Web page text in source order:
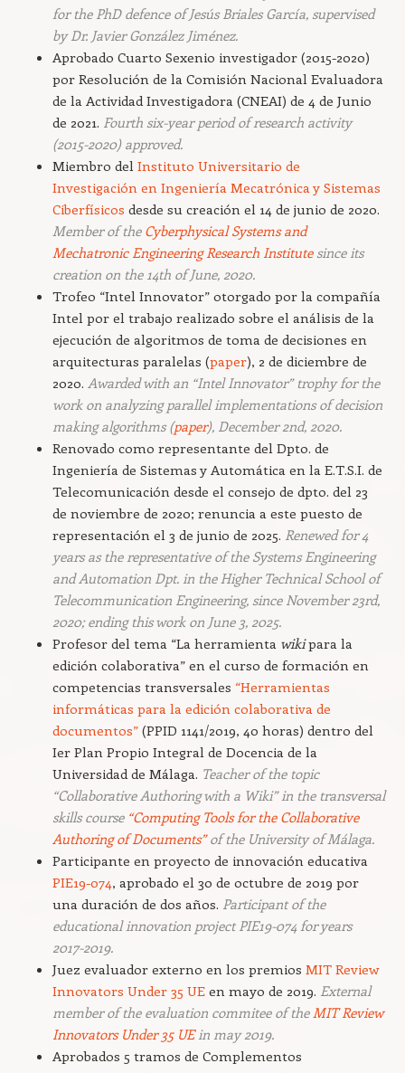
for the PhD defence of Jesús Briales García, supervised
by Dr. Javier González Jiménez.
Aprobado Cuarto Sexenio investigador (2015-2020)
por Resolución de la Comisión Nacional Evaluadora
de la Actividad Investigadora (CNEAI) de 4 de Junio
de 2021. Fourth six-year period of research activity
(2015-2020) approved.
Miembro del Instituto Universitario de
Investigación en Ingeniería Mecatrónica y Sistemas
Ciberfísicos desde su creación el 14 de junio de 2020.
Member of the Cyberphysical Systems and
Mechatronic Engineering Research Institutesince its
creation on the 14th of June, 2020.
Trofeo “Intel Innovator” otorgado por la compañía
Intel por el trabajo realizado sobre el análisis de la
ejecución de algoritmos de toma de decisiones en
arquitecturas paralelas (paper), 2 de diciembre de
2020. Awarded with an “Intel Innovator” trophy for the
work on analyzing parallel implementations of decision
making algorithms (paper), December 2nd, 2020.
Renovado como representante del Dpto. de
Ingeniería de Sistemas y Automática en la E.T.S.I. de
Telecomunicación desde el consejo de dpto. del 23
de noviembre de 2020; renuncia a este puesto de
representación el 3 de junio de 2025. Renewed for 4
years as the representative of the Systems Engineering
and Automation Dpt. in the Higher Technical School of
Telecommunication Engineering, since November 23rd,
2020; ending this work on June 3, 2025.
Profesor del tema “La herramienta wikipara la
edición colaborativa” en el curso de formación en
competencias transversales “Herramientas
informáticas para la edición colaborativa de
documentos”(PPID 1141/2019, 40 horas) dentro del
Ier Plan Propio Integral de Docencia de la
Universidad de Málaga. Teacher of the topic
“Collaborative Authoring with a Wiki” in the transversal
skills course “Computing Tools for the Collaborative
Authoring of Documents”of the University of Málaga.
Participante en proyecto de innovación educativa
PIE19-074, aprobado el 30 de octubre de 2019 por
una duración de dos años. Participant of the
educational innovation project PIE19-074 for years
2017-2019.
Juez evaluador externo en los premios MIT Review
Innovators Under 35 UEen mayo de 2019. External
member of the evaluation commitee of theMIT Review
Innovators Under 35 UEin may 2019.
Aprobados 5 tramos de Complementos